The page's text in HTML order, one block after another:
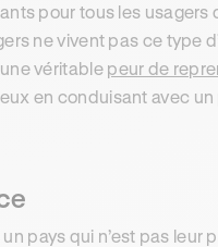
pour tous les usagers
ne vivent pas ce type
véritable peur de
en conduisant avec
pays qui n’est pas leur